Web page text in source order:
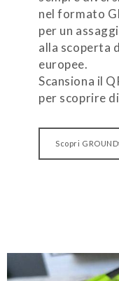
nel formato
per un
alla scoperta
europee.
Scansiona il
per scoprire
Scopri